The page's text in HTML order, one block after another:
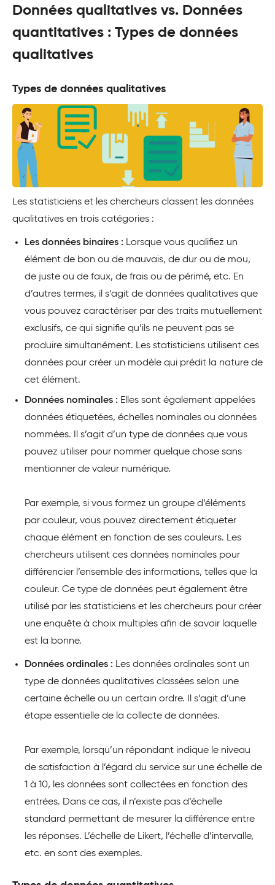
Données qualitatives vs. Données
quantitatives : Types de données
qualitatives
Types de données qualitatives
Les statisticiens et les chercheurs classent les données
qualitatives en trois catégories :
Les données binaires : Lorsque vous qualifiez un
élément de bon ou de mauvais, de dur ou de mou,
de juste ou de faux, de frais ou de périmé, etc. En
d’autres termes, il s’agit de données qualitatives que
vous pouvez caractériser par des traits mutuellement
exclusifs, ce qui signifie qu’ils ne peuvent pas se
produire simultanément. Les statisticiens utilisent ces
données pour créer un modèle qui prédit la nature de
cet élément.
Données nominales : Elles sont également appelées
données étiquetées, échelles nominales ou données
nommées. Il s’agit d’un type de données que vous
pouvez utiliser pour nommer quelque chose sans
mentionner de valeur numérique.
Par exemple, si vous formez un groupe d’éléments
par couleur, vous pouvez directement étiqueter
chaque élément en fonction de ses couleurs. Les
chercheurs utilisent ces données nominales pour
différencier l’ensemble des informations, telles que la
couleur. Ce type de données peut également être
utilisé par les statisticiens et les chercheurs pour créer
une enquête à choix multiples afin de savoir laquelle
est la bonne.
Données ordinales : Les données ordinales sont un
type de données qualitatives classées selon une
certaine échelle ou un certain ordre. Il s’agit d’une
étape essentielle de la collecte de données.
Par exemple, lorsqu’un répondant indique le niveau
de satisfaction à l’égard du service sur une échelle de
1 à 10, les données sont collectées en fonction des
entrées. Dans ce cas, il n’existe pas d’échelle
standard permettant de mesurer la différence entre
les réponses. L’échelle de Likert, l’échelle d’intervalle,
etc. en sont des exemples.